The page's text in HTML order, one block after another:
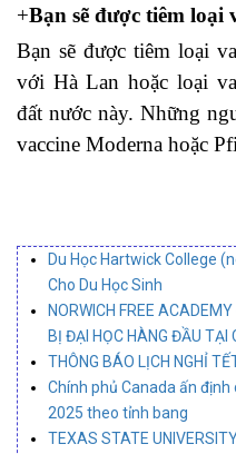
+Bạn sẽ được tiêm loại
Bạn sẽ được tiêm loại
với Hà Lan hoặc loại
đất nước này. Những
vaccine Moderna hoặc
Du Học Hartwick College
Cho Du Học Sinh
NORWICH FREE
BỊ ĐẠI HỌC HÀNG ĐẦU TẠI
THÔNG BÁO LỊCH NGHỈ
Chính phủ Canada ấn
2025 theo tỉnh bang
TEXAS STATE